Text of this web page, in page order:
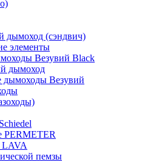
дымоход (сэндвич)
элементы
Везувий Black
дымоход
Везувий
PERMETER
LAVA
пемзы